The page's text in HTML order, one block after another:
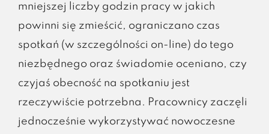
mniejszej liczby godzin pracy w jakich
powinni się zmieścić, ograniczano czas
spotkań (w szczególności on-line) do tego
niezbędnego oraz świadomie oceniano, czy
czyjaś obecność na spotkaniu jest
rzeczywiście potrzebna. Pracownicy zaczęli
jednocześnie wykorzystywać nowoczesne